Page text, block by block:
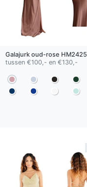
Galajurk oud-rose HM2425
tussen €100,- en €130,-